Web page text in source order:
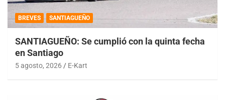
BREVES SANTIAGUEÑO
SANTIAGUEÑO: Se cumplió con la quinta fecha
en Santiago
5 agosto, 2026 E-Kart